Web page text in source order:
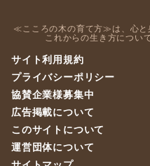
≪こころの木の育て方≫は、心と
これからの生き方につい
サイト利用規約
プライバシーポリシー
協賛企業様募集中
広告掲載について
このサイトについて
運営団体について